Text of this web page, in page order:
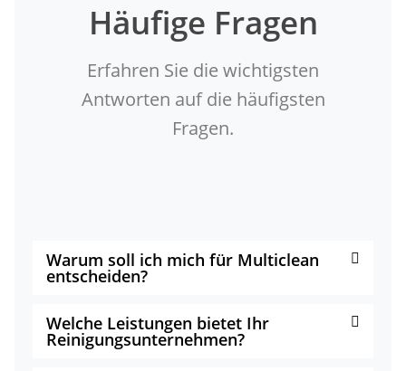
Häufige Fragen
Erfahren Sie die wichtigsten
Antworten auf die häufigsten
Fragen.
Warum soll ich mich für Multiclean
entscheiden?
Welche Leistungen bietet Ihr
Reinigungsunternehmen?